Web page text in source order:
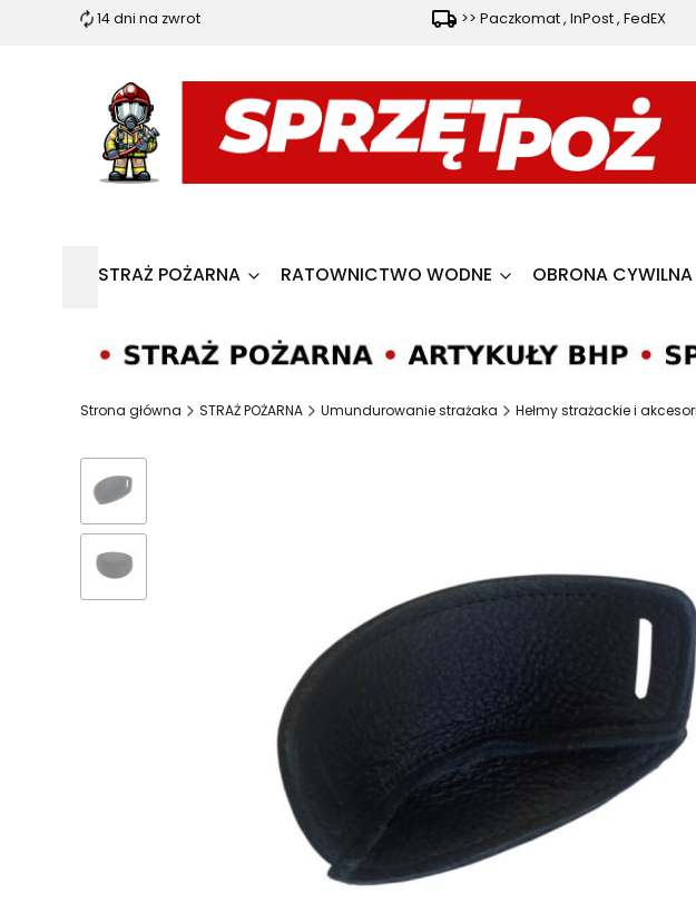
14 dni na zwrot >> Paczkomat , InPost , FedEX
STRAŻ POŻARNA RATOWNICTWO WODNE OBRONA CYWILNA
Strona główna STRAŻ POŻARNA Umundurowanie strażaka Hełmy strażackie i